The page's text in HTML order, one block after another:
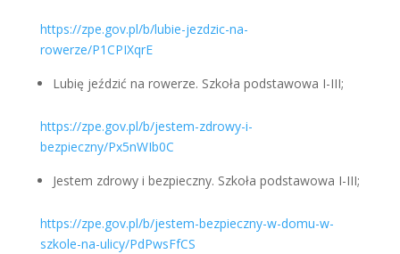
https://zpe.gov.pl/b/lubie-jezdzic-na-
rowerze/P1CPIXqrE
Lubię jeździć na rowerze. Szkoła podstawowa I-III;
https://zpe.gov.pl/b/jestem-zdrowy-i-
bezpieczny/Px5nWIb0C
Jestem zdrowy i bezpieczny. Szkoła podstawowa I-III;
https://zpe.gov.pl/b/jestem-bezpieczny-w-domu-w-
szkole-na-ulicy/PdPwsFfCS